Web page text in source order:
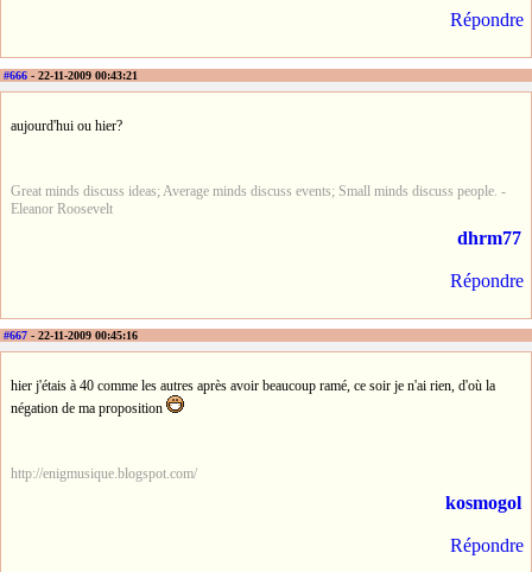
Répondre
#666 - 22-11-2009 00:43:21
aujourd'hui ou hier?
Great minds discuss ideas; Average minds discuss events; Small minds discuss people. -
Eleanor Roosevelt
dhrm77
Répondre
#667 - 22-11-2009 00:45:16
hier j'étais à 40 comme les autres après avoir beaucoup ramé, ce soir je n'ai rien, d'où la
négation de ma proposition
http://enigmusique.blogspot.com/
kosmogol
Répondre